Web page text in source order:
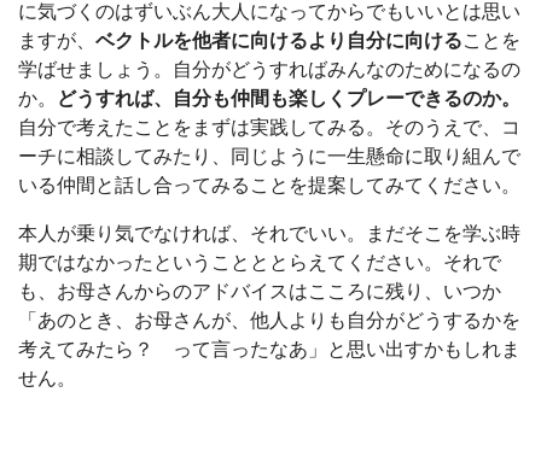
に気づくのはずいぶん大人になってからでもいいとは思い
ますが、 ベクトルを他者に向けるより自分に向けることを
学ばせましょう。自分がどうすればみんなのためになるの
か。
どうすれば、自分も仲間も楽しくプレーできるのか。
自分で考えたことをまずは実践してみる。そのうえで、コ
ーチに相談してみたり、同じように一生懸命に取り組んで
いる仲間と話し合ってみることを提案してみてください。
本人が乗り気でなければ、それでいい。まだそこを学ぶ時
期ではなかったということととらえてください。それで
も、お母さんからのアドバイスはこころに残り、いつか
「あのとき、お母さんが、他人よりも自分がどうするかを
考えてみたら？ って言ったなあ」と思い出すかもしれま
せん。